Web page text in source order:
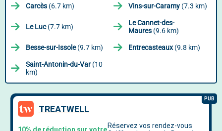
Carcès (6.7 km) Vins-sur-Caramy (7.3 km)
Le Luc(7.7 km)
Le Cannet-des-
Maures (9.6 km)
Besse-sur-Issole(9.7 km) Entrecasteaux(9.8 km)
Saint-Antonin-du-Var(10
km)